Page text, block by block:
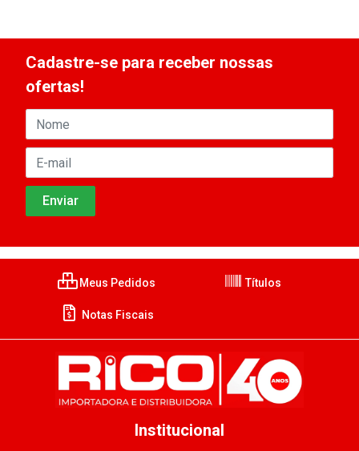
Cadastre-se para receber nossas
ofertas!
Meus Pedidos Títulos
Notas Fiscais
Institucional